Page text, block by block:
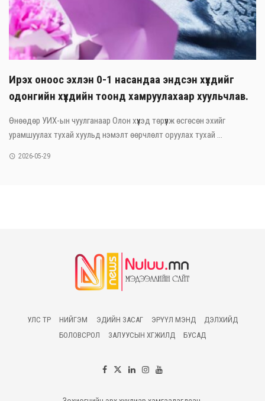
Ирэх оноос эхлэн 0-1 насандаа эндсэн хүүхдийг
одонгийн хүүхдийн тоонд хамруулахаар хуульчлав.
Өнөөдөр УИХ-ын чуулганаар Олон хүүхэд төрүүлж өсгөсөн эхийг
урамшуулах тухай хуульд нэмэлт өөрчлөлт оруулах тухай ...
2026-05-29
УЛС ТӨР НИЙГЭМ ЭДИЙН ЗАСАГ ЭРҮҮЛ МЭНД
ДЭЛХИЙД
БОЛОВСРОЛ
ЗАЛУУСЫН ХӨГЖИЛД БУСАД